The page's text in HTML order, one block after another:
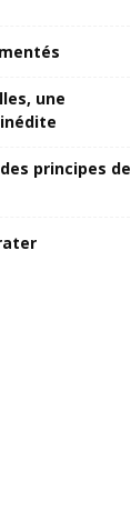
une
principes de